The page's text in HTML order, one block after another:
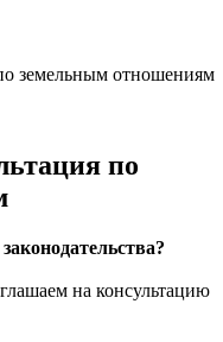
земельным отношениям
по
на консультацию